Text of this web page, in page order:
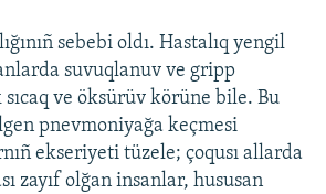
sebebi oldı. Hastalıq yengil
suvuqlanuv ve gripp
ve öksürüv körüne bile. Bu
pnevmoniyağa keçmesi
ekseriyeti tüzele; çoqusı allarda
zayıf olğan insanlar, hususan